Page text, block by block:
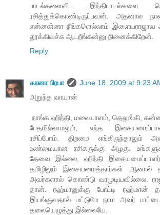
பாடல்களைவிட இந்திபாடல்களை
ரசித்துக்கொண்டிருப்பவன். அதனால
என்னன்னா நீங்களெல்லாம் இளையராஜாவ
தூக்கிவச்சு ஆடறீங்கன்னு நினைக்கிறேன்.
Reply
கானா பிரபா
June 18, 2009 at 9:23
அறுந்த வாயான்
நாங்க ஹிந்தி, மலையாளம், தெலுங்கி,
பேதமில்லாமலும், எந்த
ரசிப்போம். திறமை எங்கிருந்தாலும்
உண்மையான ரசிகருக்கு அழகு.
தேவை இல்லை, ஹிந்தி
தமிழிலும் இசையமைத்தார்கள் ஆனால்
அவர்களால் கொண்டு வரமுடியவில்லை.
தான். ரஹ்மானுக்கு போட்டி ரஹ்மான்
இயங்குவதால் மட்டுமே நாம அவர்
தலையெழுத்து இல்லையே.